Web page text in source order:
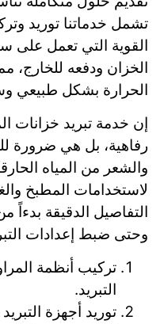
تشمل خدماتنا توريد
القوية التي تعمل على
الخزان ودفعه
الحرارة بشكل طبيعي
إن خدمة تبريد خزانات
رفاهية، بل هي ضرورة
والشعر من المياه
لاستخدامات المطبخ
التفاصيل الدقيقة
وحتى ضبط إعدادات
تركيب أنظمة
التبريد.
توريد أجهزة